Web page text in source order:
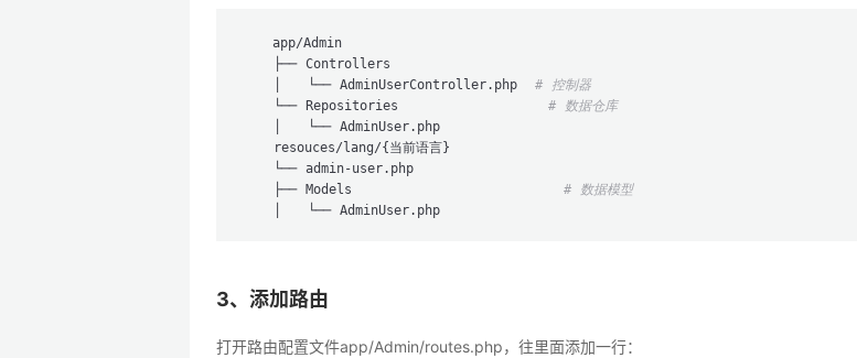
    app/Admin
    ├── Controllers
    │   └── AdminUserController.php
# 控制器
    └── Repositories
# 数据仓库
    │   └── AdminUser.php
    resouces/lang/{当前语言}
    └── admin-user.php
    ├── Models
# 数据模型
3、添加路由
打开路由配置文件app/Admin/routes.php，往里面添加一行：